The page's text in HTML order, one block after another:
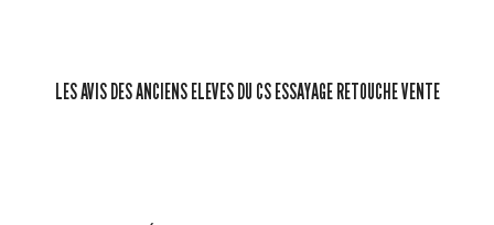
LES AVIS DES ANCIENS ELEVES DU CS ESSAYAGE RETOUCHE VENTE